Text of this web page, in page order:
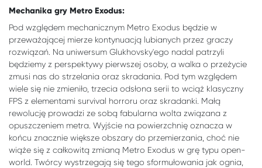
Mechanika gry Metro Exodus:
Pod względem mechanicznym Metro Exodus będzie w
przeważającej mierze kontynuacją lubianych przez graczy
rozwiązań. Na uniwersum Glukhovsky'ego nadal patrzyli
będziemy z perspektywy pierwszej osoby, a walka o przeżycie
zmusi nas do strzelania oraz skradania. Pod tym względem
wiele się nie zmieniło, trzecia odsłona serii to wciąż klasyczny
FPS z elementami survival horroru oraz skradanki. Małą
rewolucję prowadzi ze sobą fabularna wolta związana z
opuszczeniem metra. Wyjście na powierzchnię oznacza w
końcu znacznie większe obszary do przemierzania, choć nie
wiąże się z całkowitą zmianą Metro Exodus w grę typu open-
world. Twórcy wystrzegają się tego sformułowania jak ognia,